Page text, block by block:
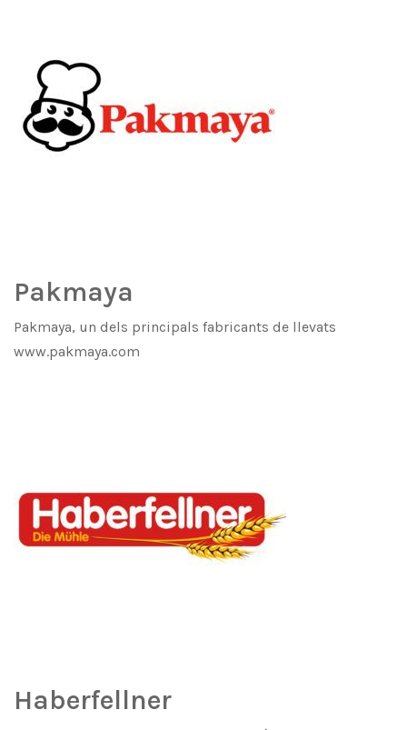
Pakmaya
Pakmaya, un dels principals fabricants de llevats
www.pakmaya.com
Haberfellner